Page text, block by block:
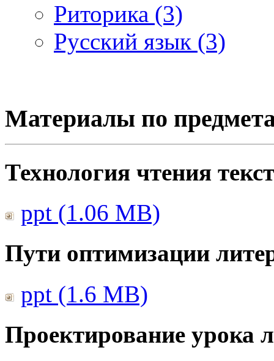
Риторика (3)
Русский язык (3)
Материалы по
Технология чтения
ppt (1.06 MB)
Пути оптимизации
ppt (1.6 MB)
Проектирование урока